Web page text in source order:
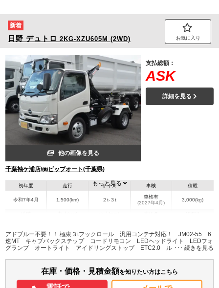
新着
日野 デュトロ 2KG-XZU605M (2WD) お気に入り
他の画像を見る
千葉袖ケ浦店/㈱ビップオート(千葉県)
支払総額：
ASK
詳細を見る
初年度
令和7年4月
走行
1,500(km)
サイズ
２t-３t
車検
車検有
(2027年4月)
積載
3,000(kg)
千葉県 -
W:1,695
H:1,980
無
パワステ パワーウィンドウ ABS エアバッグ
集中ドアロック
電動格納ミラー
ETC バックモニター
記録簿（一部含む）
もっと見る
アドブルー不要！！ 極東３tフックロール 汎用コンテナ対応！ JM02-55 6
速MT キャブバックステップ コードリモコン LEDヘッドライト LEDフォ
グランプ オートライト アイドリングストップ ETC2.0 ルームミラー一体
在庫・価格・見積金額を知りたい方はこちら